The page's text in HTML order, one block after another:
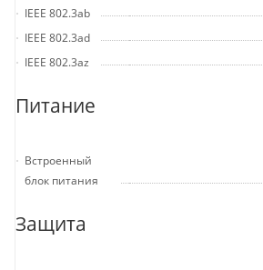
IEEE 802.3ab
IEEE 802.3ad
IEEE 802.3az
Питание
Встроенный
блок питания
Защита